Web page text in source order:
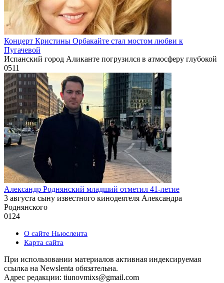
Концерт Кристины Орбакайте стал мостом любви к
Пугачевой
Испанский город Аликанте погрузился в атмосферу глубокой
0511
Александр Роднянский младший отметил 41-летие
3 августа сыну известного кинодеятеля Александра
Роднянского
0124
О сайте Ньюслента
Карта сайта
При использовании материалов активная индексируемая
ссылка на Newslenta обязательна.
Адрес редакции: tiunovmixs@gmail.com